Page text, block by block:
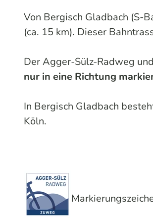
Von Bergisch Gladbach (S-
(ca. 15 km). Dieser
Der Agger-Sülz-Radweg
nur in eine Richtung
In Bergisch Gladbach
Köln.